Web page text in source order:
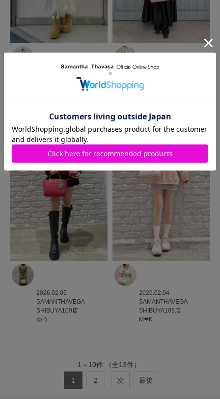
SAMANTHAVEGA 近鉄パ
MIKA
Samantha Thavasa
RINA
2026.02.05
SAMANTHAVEGA
SHIBUYA109店
ゆう
2026.02.04
SAMANTHAVEGA
SHIBUYA109店
M‪‪❤︎‬K
1 ～ 10件 （全13件）
1
2 次 最後